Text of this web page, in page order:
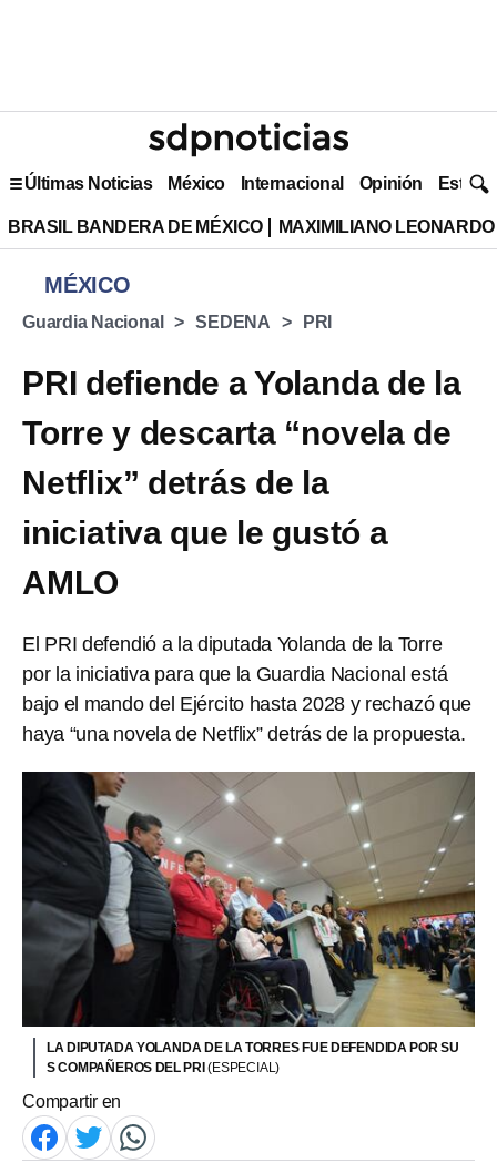
Últimas Noticias México Internacional Opinión Estilo
BRASIL BANDERA DE MÉXICO MAXIMILIANO
MÉXICO
Guardia Nacional SEDENA PRI
PRI defiende a Yolanda de la
Torre y descarta “novela de
Netflix” detrás de la
iniciativa que le gustó a
AMLO
El PRI defendió a la diputada Yolanda de la Torre
por la iniciativa para que la Guardia Nacional está
bajo el mando del Ejército hasta 2028 y rechazó que
haya “una novela de Netflix” detrás de la propuesta.
LA DIPUTADA YOLANDA DE LA TORRES FUE DEFENDIDA POR SU
S COMPAÑEROS DEL PRI(ESPECIAL)
Compartir en